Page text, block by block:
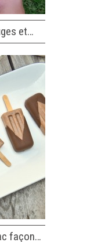
et…
façon…